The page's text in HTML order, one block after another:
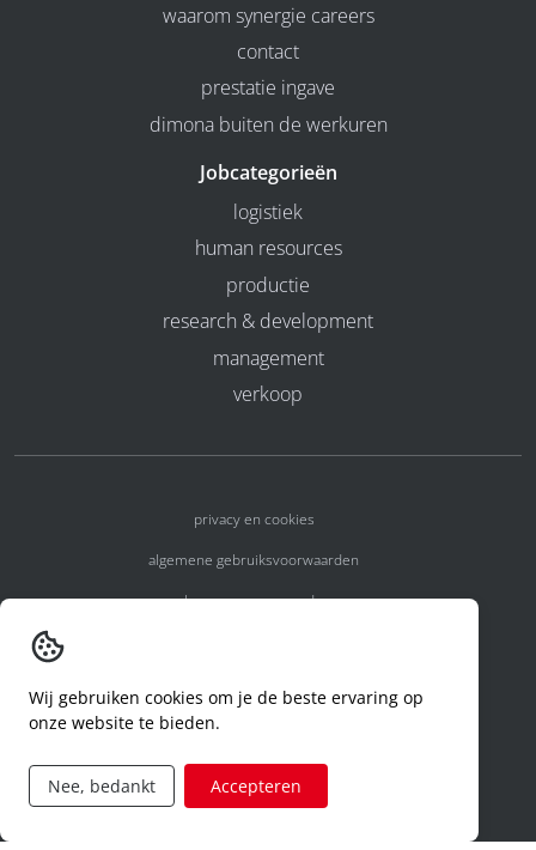
waarom synergie careers
contact
prestatie ingave
dimona buiten de werkuren
Jobcategorieën
logistiek
human resources
productie
research & development
management
verkoop
privacy en cookies
algemene gebruiksvoorwaarden
algemene voorwaarden
code of conduct
aanvraag rechten ivm privacy
Wij gebruiken cookies om je de beste ervaring op
onze website te bieden.
Nee, bedankt Accepteren